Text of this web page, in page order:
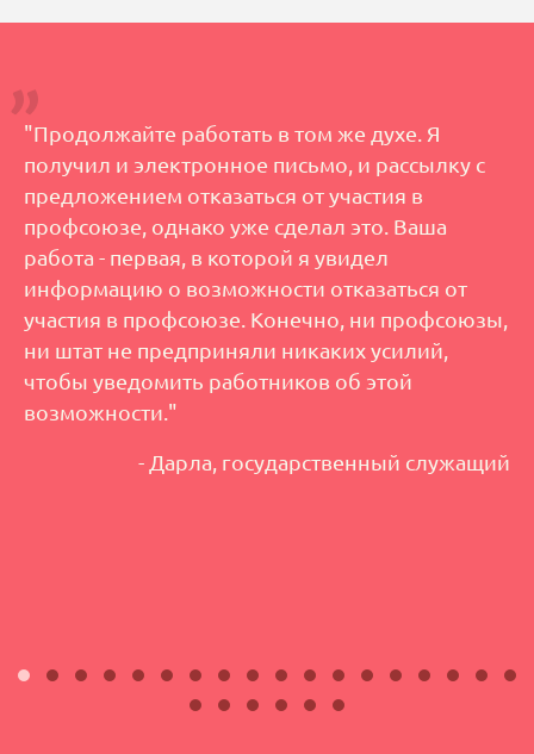
"Продолжайте работать в том же духе. Я
получил и электронное письмо, и рассылку с
предложением отказаться от участия в
профсоюзе, однако уже сделал это. Ваша
работа - первая, в которой я увидел
информацию о возможности отказаться от
участия в профсоюзе. Конечно, ни профсоюзы,
ни штат не предприняли никаких усилий,
чтобы уведомить работников об этой
возможности."
- Дарла, государственный служащий